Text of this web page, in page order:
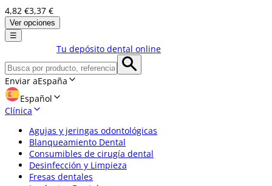
4,82 €3,37 €
Ver opciones
☰
Tu depósito dental online
Enviar aEspaña
Español
Clínica
Agujas y jeringas odontológicas
Blanqueamiento Dental
Consumibles de cirugía dental
Desinfección y Limpieza
Fresas dentales